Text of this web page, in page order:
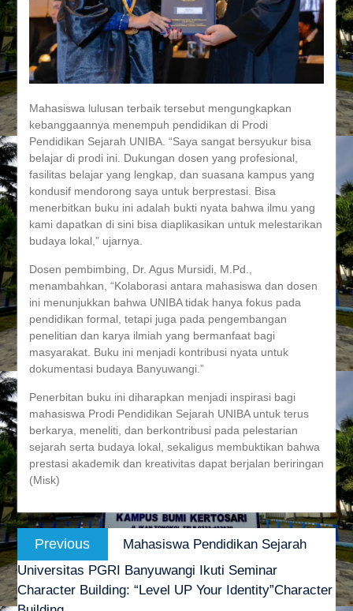
Mahasiswa lulusan terbaik tersebut mengungkapkan
kebanggaannya menempuh pendidikan di Prodi
Pendidikan Sejarah UNIBA. “Saya sangat bersyukur bisa
belajar di prodi ini. Dukungan dosen yang profesional,
fasilitas belajar yang lengkap, dan suasana kampus yang
kondusif mendorong saya untuk berprestasi. Bisa
menerbitkan buku ini adalah bukti nyata bahwa ilmu yang
kami dapatkan di sini bisa diaplikasikan untuk melestarikan
budaya lokal,” ujarnya.
Dosen pembimbing, Dr. Agus Mursidi, M.Pd.,
menambahkan, “Kolaborasi antara mahasiswa dan dosen
ini menunjukkan bahwa UNIBA tidak hanya fokus pada
pendidikan formal, tetapi juga pada pengembangan
penelitian dan karya ilmiah yang bermanfaat bagi
masyarakat. Buku ini menjadi kontribusi nyata untuk
dokumentasi budaya Banyuwangi.”
Penerbitan buku ini diharapkan menjadi inspirasi bagi
mahasiswa Prodi Pendidikan Sejarah UNIBA untuk terus
berkarya, meneliti, dan berkontribusi pada pelestarian
sejarah serta budaya lokal, sekaligus membuktikan bahwa
prestasi akademik dan kreativitas dapat berjalan beriringan
(Misk)
Navigasi
posPrevious
post:
Mahasiswa Pendidikan Sejarah
Universitas PGRI Banyuwangi Ikuti Seminar
Character Building: “Level UP Your Identity”Character